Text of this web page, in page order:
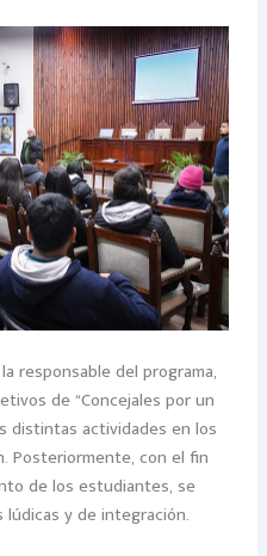
responsable del programa,
de “Concejales por un
distintas actividades en los
Posteriormente, con el fin
de los estudiantes, se
y de integración.